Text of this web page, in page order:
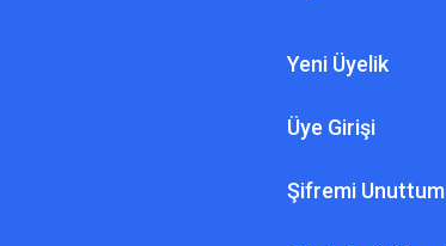
Yeni Üyelik
Üye Girişi
Şifremi Unuttum